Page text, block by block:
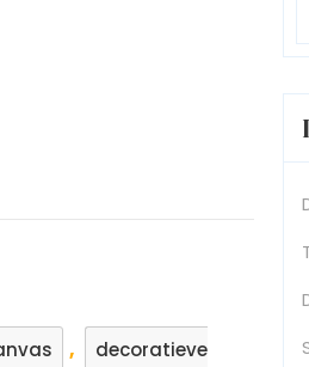
, decoratieve